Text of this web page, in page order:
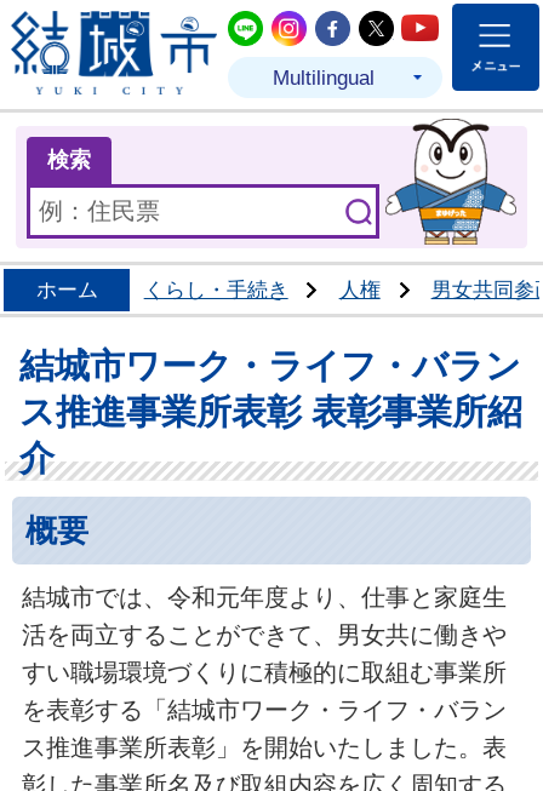
結城市公式LINE
結城市公式Instagram
結城市公式
結城市公式
結城市
Multilingual
検索
ホーム くらし・手続き 人権 男女共同参
結城市ワーク・ライフ・バラン
ス推進事業所表彰 表彰事業所紹
介
概要
結城市では、令和元年度より、仕事と家庭生
活を両立することができて、男女共に働きや
すい職場環境づくりに積極的に取組む事業所
を表彰する「結城市ワーク・ライフ・バラン
ス推進事業所表彰」を開始いたしました。表
彰した事業所名及び取組内容を広く周知する